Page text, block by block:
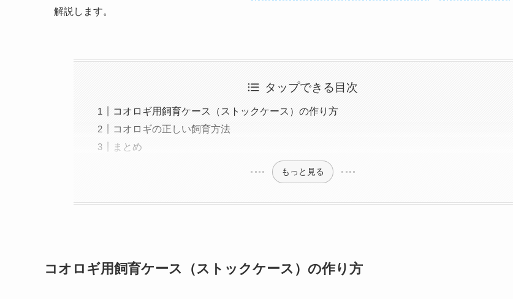
解説します。
タップできる目次
コオロギ用飼育ケース（ストックケース）の作り方
コオロギの正しい飼育方法
まとめ
もっと見る
コオロギ用飼育ケース（ストックケース）の作り方